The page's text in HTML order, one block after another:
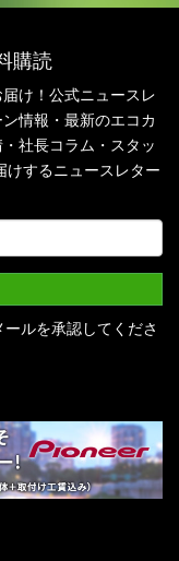
購読
け！公式ニュースレ
情報・最新のエコカ
社長コラム・ スタッ
けするニュースレター
ルを承認してくださ